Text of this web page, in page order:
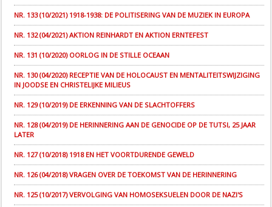
NR. 133 (10/2021) 1918-1938: DE POLITISERING VAN DE MUZIEK IN EUROPA
NR. 132 (04/2021) AKTION REINHARDT EN AKTION ERNTEFEST
NR. 131 (10/2020) OORLOG IN DE STILLE OCEAAN
NR. 130 (04/2020) RECEPTIE VAN DE HOLOCAUST EN MENTALITEITSWIJZIGING
IN JOODSE EN CHRISTELIJKE MILIEUS
NR. 129 (10/2019) DE ERKENNING VAN DE SLACHTOFFERS
NR. 128 (04/2019) DE HERINNERING AAN DE GENOCIDE OP DE TUTSI, 25 JAAR
LATER
NR. 127 (10/2018) 1918 EN HET VOORTDURENDE GEWELD
NR. 126 (04/2018) VRAGEN OVER DE TOEKOMST VAN DE HERINNERING
NR. 125 (10/2017) VERVOLGING VAN HOMOSEKSUELEN DOOR DE NAZI'S